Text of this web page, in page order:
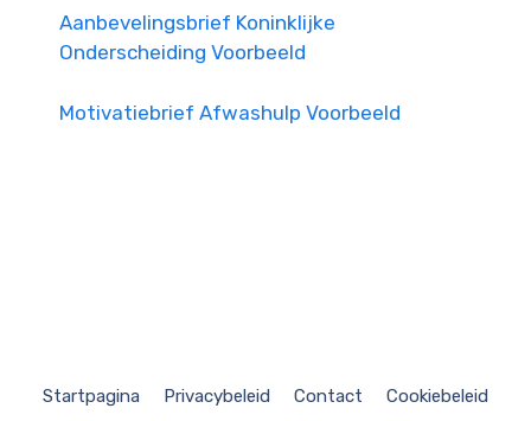
Aanbevelingsbrief Koninklijke
Onderscheiding Voorbeeld
Motivatiebrief Afwashulp Voorbeeld
Startpagina Privacybeleid Contact
Cookiebeleid